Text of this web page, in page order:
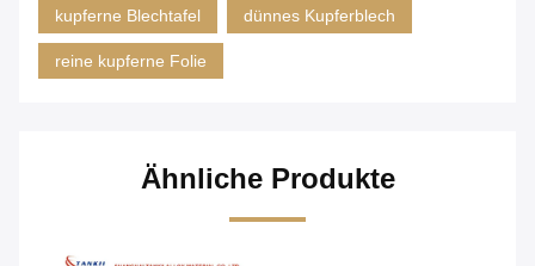
kupferne Blechtafel dünnes Kupferblech
reine kupferne Folie
Ähnliche Produkte